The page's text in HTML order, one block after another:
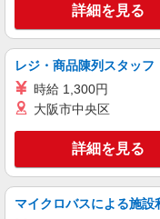
詳細を見る
レジ・商品陳列スタッフ
時給 1,300円
大阪市中央区
詳細を見る
マイクロバスによる施